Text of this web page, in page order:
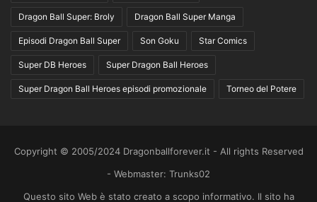
Dragon Ball Super: Broly Dragon Ball Super Manga
Episodi Dragon Ball Super Son Goku Star Comics
Super DB Heroes Super Dragon Ball Heroes
Super Dragon Ball Heroes episodi promozionale Torneo del Potere
Copyright © 2005/2024 Dragonballforever.it - All rights Reserved
- Webmaster: Trunks02
Questo sito Web è stato creato a scopo informativo. Il sito ha